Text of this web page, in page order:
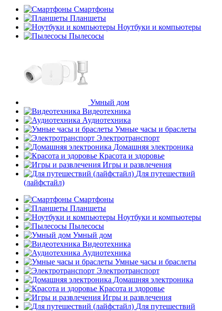
Смартфоны
Планшеты
Ноутбуки и компьютеры
Пылесосы
Умный дом
Видеотехника
Аудиотехника
Умные часы и браслеты
Электротранспорт
Домашняя электроника
Красота и здоровье
Игры и развлечения
Для путешествий
(лайфстайл)
Смартфоны
Планшеты
Ноутбуки и компьютеры
Пылесосы
Умный дом
Видеотехника
Аудиотехника
Умные часы и браслеты
Электротранспорт
Домашняя электроника
Красота и здоровье
Игры и развлечения
Для путешествий
недели
раз в 2 недели
plait.ru